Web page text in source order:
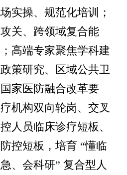
实操、规范化培训；
关、跨领域复合能
高端专家聚焦学科建
策研究、区域公共卫
家医防融合改革要
机构双向轮岗、交叉
人员临床诊疗短板、
控短板，培育 “懂临
、会科研” 复合型人